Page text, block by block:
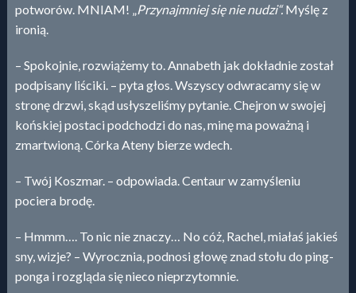
potworów. MNIAM! „Przynajmniej się nie nudzi“.Myślę z
ironią.
– Spokojnie, rozwiążemy to. Annabeth jak dokładnie został
podpisany liściki. – pyta głos. Wszyscy odwracamy się w
stronę drzwi, skąd usłyszeliśmy pytanie. Chejron w swojej
końskiej postaci podchodzi do nas, minę ma poważną i
zmartwioną. Córka Ateny bierze wdech.
– Twój Koszmar. – odpowiada. Centaur w zamyśleniu
pociera brodę.
– Hmmm…. To nic nie znaczy… No cóż, Rachel, miałaś jakieś
sny, wizje? – Wyrocznia, podnosi głowę znad stołu do ping-
ponga i rozgląda się nieco nieprzytomnie.